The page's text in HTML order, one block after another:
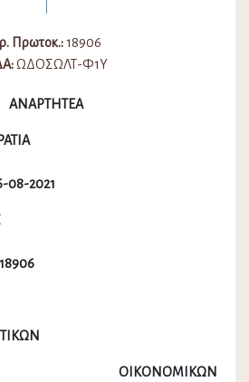
Πρωτοκ.:18906
ΩΔΟΣΩΛΤ-Φ1Υ
ΑΝΑΡΤΗΤΕΑ
ΔΗΜΟΚΡΑΤΙΑ
2021
ΛΟΚΡΩΝ